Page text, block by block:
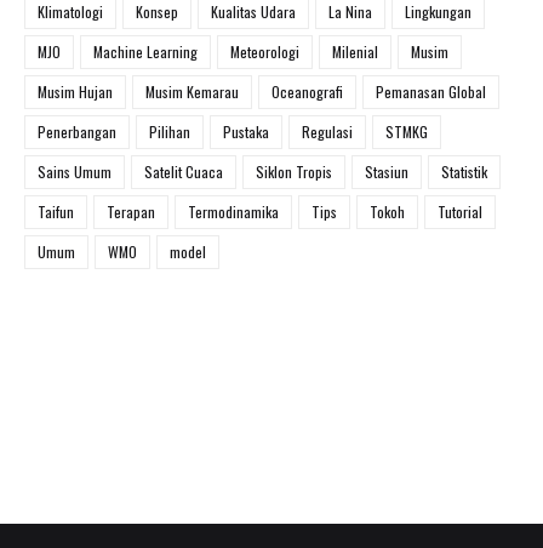
Klimatologi
Konsep Kualitas Udara La Nina
Lingkungan
MJO
Machine Learning Meteorologi Milenial
Musim
Musim Hujan
Musim Kemarau Oceanografi
Pemanasan Global
Penerbangan
Pilihan Pustaka Regulasi
STMKG
Sains Umum
Satelit Cuaca Siklon Tropis Stasiun
Statistik
Taifun
Terapan Termodinamika Tips Tokoh
Tutorial
Umum
WMO model